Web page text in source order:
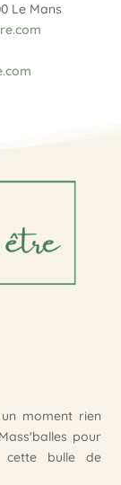
Le Mans
moment rien
pour
cette bulle de